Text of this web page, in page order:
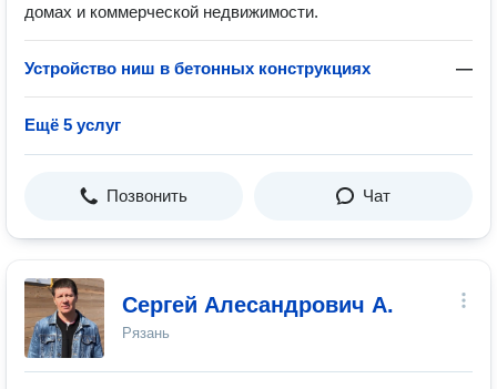
домах и коммерческой недвижимости.
Устройство ниш в бетонных конструкциях —
Ещё 5 услуг
Позвонить Чат
Сергей Алесандрович А.
Рязань